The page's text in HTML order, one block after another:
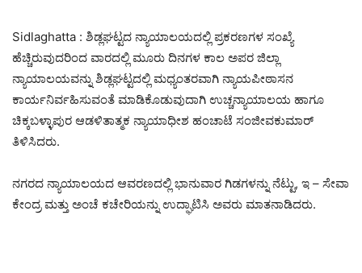
Sidlaghatta : ಶಿಡ್ಲಘಟ್ಟದ ನ್ಯಾಯಾಲಯದಲ್ಲಿ ಪ್ರಕರಣಗಳ ಸಂಖ್ಯೆ
ಹೆಚ್ಚಿರುವುದರಿಂದ ವಾರದಲ್ಲಿ ಮೂರು ದಿನಗಳ ಕಾಲ ಅಪರ ಜಿಲ್ಲಾ
ನ್ಯಾಯಾಲಯವನ್ನು ಶಿಡ್ಲಘಟ್ಟದಲ್ಲಿ ಮಧ್ಯಂತರವಾಗಿ ನ್ಯಾಯಪೀಠಾಸನ
ಕಾರ್ಯನಿರ್ವಹಿಸುವಂತೆ ಮಾಡಿಕೊಡುವುದಾಗಿ ಉಚ್ಚನ್ಯಾಯಾಲಯ ಹಾಗೂ
ಚಿಕ್ಕಬಳ್ಳಾಪುರ ಆಡಳಿತಾತ್ಮಕ ನ್ಯಾಯಾಧೀಶ ಹಂಚಾಟೆ ಸಂಜೀವಕುಮಾರ್
ತಿಳಿಸಿದರು.
ನಗರದ ನ್ಯಾಯಾಲಯದ ಆವರಣದಲ್ಲಿ ಭಾನುವಾರ ಗಿಡಗಳನ್ನು ನೆಟ್ಟು, ಇ – ಸೇವಾ
ಕೇಂದ್ರ ಮತ್ತು ಅಂಚೆ ಕಚೇರಿಯನ್ನು ಉದ್ಘಾಟಿಸಿ ಅವರು ಮಾತನಾಡಿದರು.